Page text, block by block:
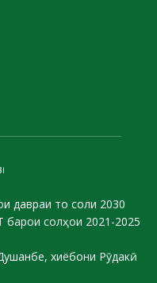
давраи то соли 2030
солҳои 2021-2025
хиёбони Рӯдакӣ